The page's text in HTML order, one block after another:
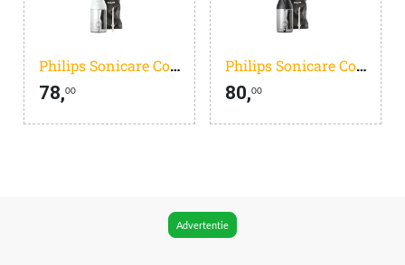
Philips Sonicare Cordless Power Flosser 3000 HX3826/31
78,00
Philips Sonicare Cordless Power Flosser 3000 HX3826/33
80,00
Advertentie